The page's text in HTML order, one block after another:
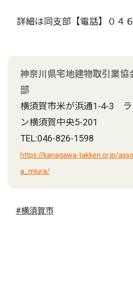
詳細は同支部【電話】０４
神奈川県宅地建物取引業
部
横須賀市米が浜通1-4-3 ラ
ン横須賀中央5-201
TEL:046-826-1598
https://kanagawa-takken.or.jp/
a_miura/
#横須賀市